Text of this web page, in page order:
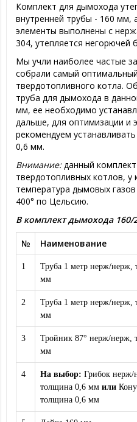
Комплект для дымохода
внутренней трубы - 160 мм,
элементы выполнены с
304, утепляется негорючей
Мы учли наиболее частые
собрали самый
твердотопливного котла.
труба для дымохода в
мм, ее необходимо
дальше, для оптимизации и
рекомендуем
0,6 мм.
Внимание:данный
твердотопливных котлов, у
температура дымовых
400° по Цельсию.
В комплект дымохода
№ Наименование
1
Труба 1 метр нерж/нерж,
мм
2
Труба 1 метр нерж/нерж,
мм
3
Тройник 87° нерж/нерж,
мм
4 На выбор: Грибок нерж/
толщина 0,6 мм или
толщина 0,6 мм